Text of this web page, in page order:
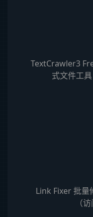
TextCrawler3
式文件工
Link Fixer 批量
（